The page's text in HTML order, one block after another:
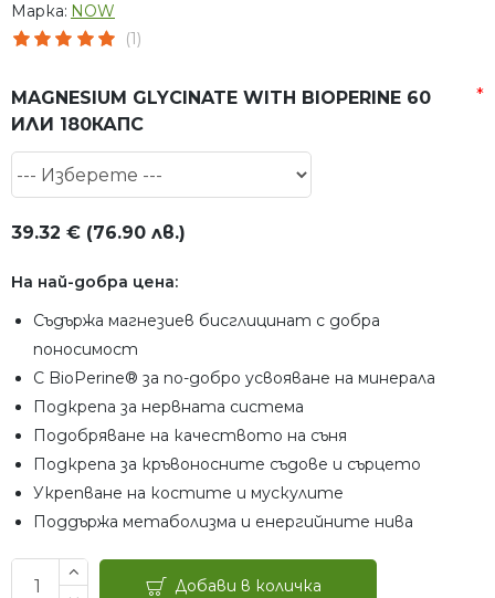
Марка: NOW
(1)
39.32 € (76.90 лв.)
MAGNESIUM GLYCINATE WITH BIOPERINE 60
ИЛИ 180КАПС
На най-добра цена:
Съдържа магнезиев бисглицинат с добра
поносимост
С BioPerine® за по-добро усвояване на минерала
Подкрепа за нервната система
Подобряване на качеството на съня
Подкрепа за кръвоносните съдове и сърцето
Укрепване на костите и мускулите
Поддържа метаболизма и енергийните нива
Добави в количка